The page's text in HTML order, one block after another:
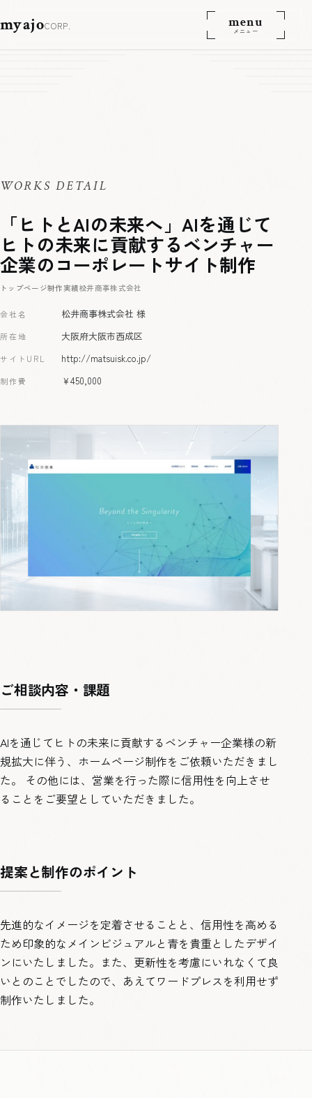
myajoCORP. menu
メニュー
WORKS DETAIL
「ヒトとAIの未来へ」AIを通じて
ヒトの未来に貢献するベンチャー
企業のコーポレートサイト制作
トップページ制作実績松井商事株式会社
会社名 松井商事株式会社 様
所在地 大阪府大阪市西成区
サイトURL http://matsuisk.co.jp/
制作費 ￥450,000
ご相談内容・課題
AIを通じてヒトの未来に貢献するベンチャー企業様の新
規拡大に伴う、ホームページ制作をご依頼いただきまし
た。 その他には、営業を行った際に信用性を向上させ
ることをご要望としていただきました。
提案と制作のポイント
先進的なイメージを定着させることと、信用性を高める
ため印象的なメインビジュアルと青を貴重としたデザイ
ンにいたしました。また、更新性を考慮にいれなくて良
いとのことでしたので、あえてワードプレスを利用せず
制作いたしました。